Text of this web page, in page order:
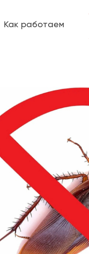
Как работаем